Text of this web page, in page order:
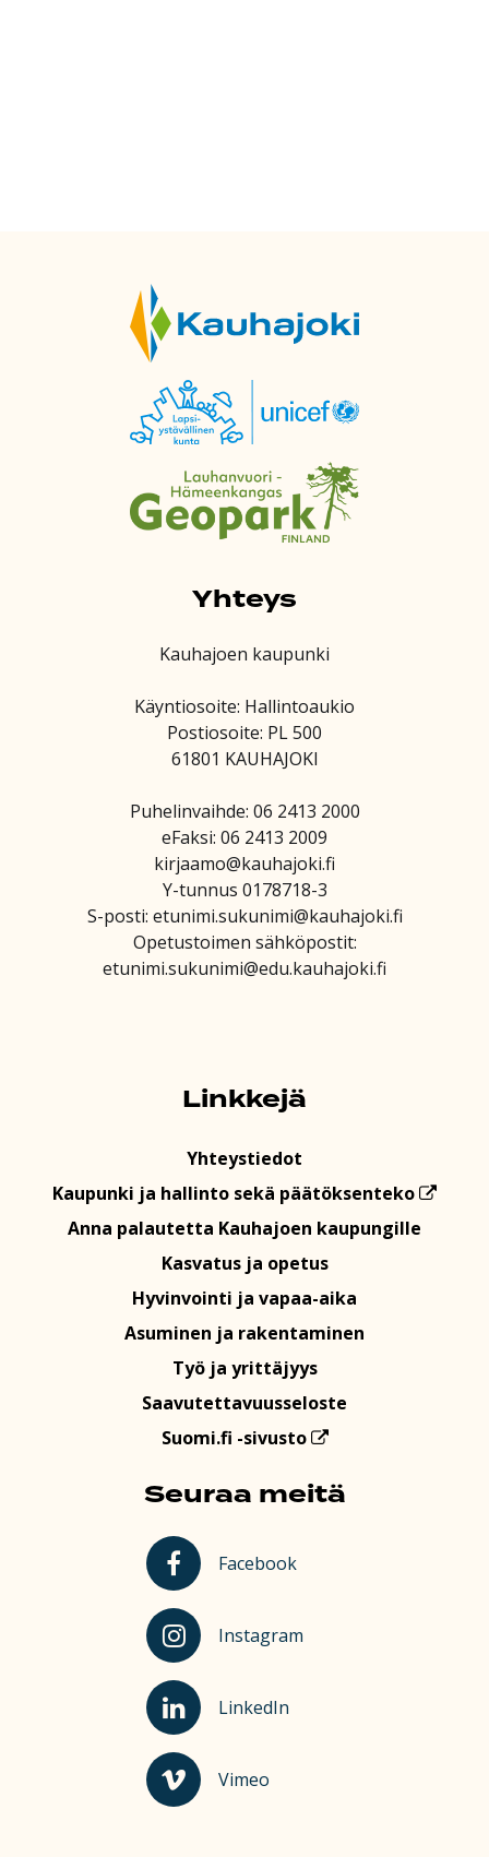
Yhteys
Kauhajoen kaupunki
Käyntiosoite: Hallintoaukio
Postiosoite: PL 500
61801 KAUHAJOKI
Puhelinvaihde: 06 2413 2000
eFaksi: 06 2413 2009
kirjaamo@kauhajoki.fi
Y-tunnus 0178718-3
S-posti: etunimi.sukunimi@kauhajoki.fi
Opetustoimen sähköpostit:
etunimi.sukunimi@edu.kauhajoki.fi
Linkkejä
Yhteystiedot
Kaupunki ja hallinto sekä päätöksenteko
Anna palautetta Kauhajoen kaupungille
Kasvatus ja opetus
Hyvinvointi ja vapaa-aika
Asuminen ja rakentaminen
Työ ja yrittäjyys
Saavutettavuusseloste
Suomi.fi -sivusto
Seuraa meitä
Kauhajoki Facebookissa
Facebook
Kauhajoki Instagramissa
Instagram
Kauhajoki LinkedInissä
LinkedIn
Kauhajoki Vimeossa
Vimeo